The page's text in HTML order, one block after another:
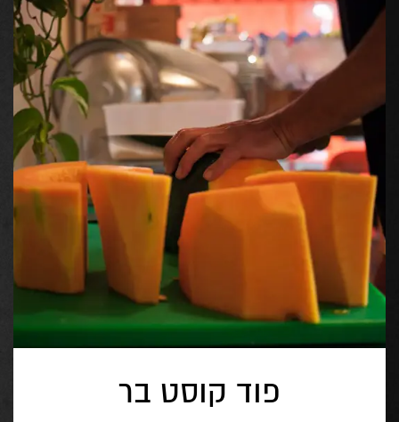
פוד קוסט בר